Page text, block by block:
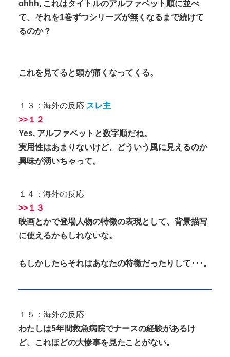
ohhh, これはタイトルのアルファベット順に並べ
て、それを1巻ずつシリーズが無くなるまで続けて
るのか？
これを見てると頭が痛くなってくる。
１３：海外の反応 スレ主
>>１２
Yes, アルファベットと数字順だね。
実用性はあまりないけど、どういう風に見えるのか
興味が湧いちゃって。
１４：海外の反応
>>１３
映画とかで登場人物の特徴の表現として、背景描写
に使えるかもしれないな。
もしかしたらそれはあなたの特徴だったりして･･･。
１５：海外の反応
わたしは5年間救急病院でナースの経験があるけ
ど、これほどの大惨事を見たことがない。